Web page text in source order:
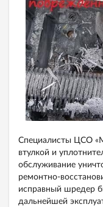
Специалисты ЦСО
втулкой и
обслуживание
ремонтно-
исправный шредер
дальнейшей